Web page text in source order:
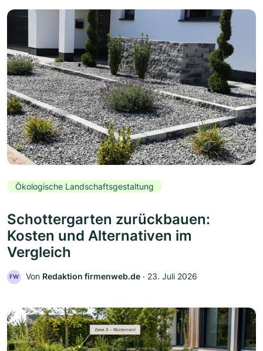
Ökologische Landschaftsgestaltung
Schottergarten zurückbauen:
Kosten und Alternativen im
Vergleich
FW Von Redaktion firmenweb.de ‧ 23. Juli 2026